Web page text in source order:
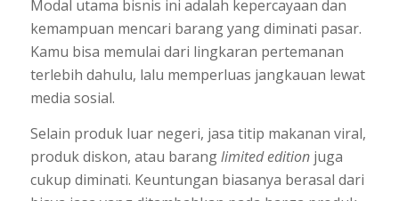
Modal utama bisnis ini adalah kepercayaan dan
kemampuan mencari barang yang diminati pasar.
Kamu bisa memulai dari lingkaran pertemanan
terlebih dahulu, lalu memperluas jangkauan lewat
media sosial.
Selain produk luar negeri, jasa titip makanan viral,
produk diskon, atau baranglimited editionjuga
cukup diminati. Keuntungan biasanya berasal dari